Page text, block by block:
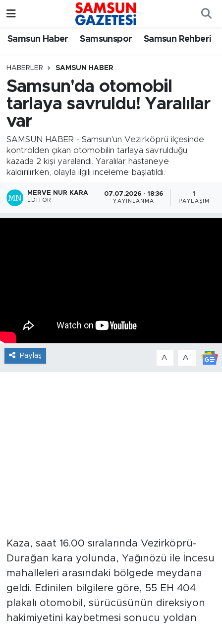
Samsun Haber Samsunspor Samsun Rehberi
HABERLER SAMSUN HABER
Samsun'da otomobil
tarlaya savruldu! Yaralılar
var
SAMSUN HABER - Samsun'un Vezirköprü ilçesinde
kontrolden çıkan otomobilin tarlaya savrulduğu
kazada 2 kişi yaralandı. Yaralılar hastaneye
kaldırılırken, olayla ilgili inceleme başlatıldı.
MERVE NUR KARA
EDITÖR
07.07.2026 - 18:36
YAYINLANMA
1
PAYLAŞIM
Paylaş A- A+
Kaza, saat 16.00 sıralarında Vezirköprü-
Durağan kara yolunda, Yağınözü ile İncesu
mahalleleri arasındaki bölgede meydana
geldi. Edinilen bilgilere göre, 55 EH 404
plakalı otomobil, sürücüsünün direksiyon
hakimiyetini kaybetmesi sonucu yoldan
Samsun Haber
Samsun Rehberi
Resmi İlanlar
Samsun Nöbetçi Eczaneler
SAMSUN Namaz Vakitleri
Samsun Trafik Yoğunluk Haritası
Süper Lig Puan Durumu ve Fikstür
Tüm Manşetler
Son Dakika Haberleri